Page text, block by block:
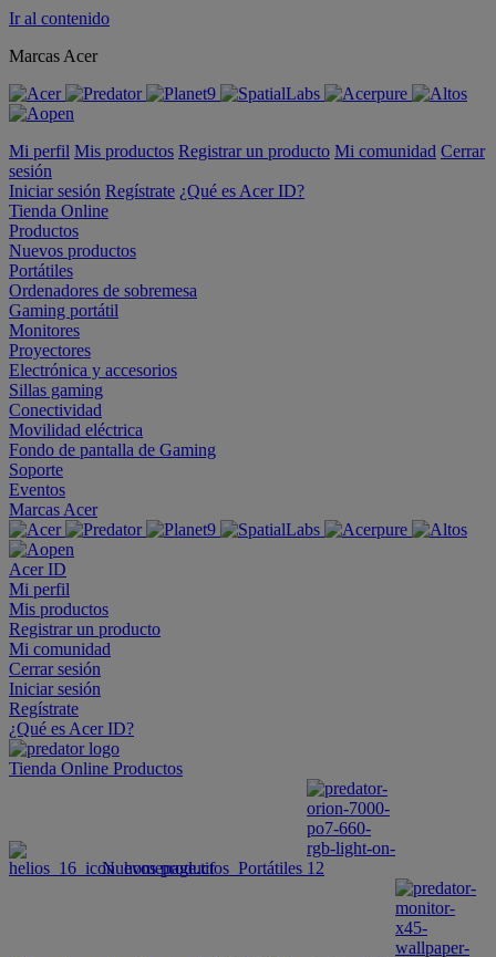
Ir al contenido
Marcas Acer
Mi perfil Mis productos Registrar un producto Mi comunidad Cerrar
sesión
Iniciar sesión Regístrate ¿Qué es Acer ID?
Tienda Online
Productos
Nuevos productos
Portátiles
Ordenadores de sobremesa
Gaming portátil
Monitores
Proyectores
Electrónica y accesorios
Sillas gaming
Conectividad
Movilidad eléctrica
Fondo de pantalla de Gaming
Soporte
Eventos
Marcas Acer
Acer ID
Mi perfil
Mis productos
Registrar un producto
Mi comunidad
Cerrar sesión
Iniciar sesión
Regístrate
¿Qué es Acer ID?
Tienda Online Productos
Nuevos productos Portátiles